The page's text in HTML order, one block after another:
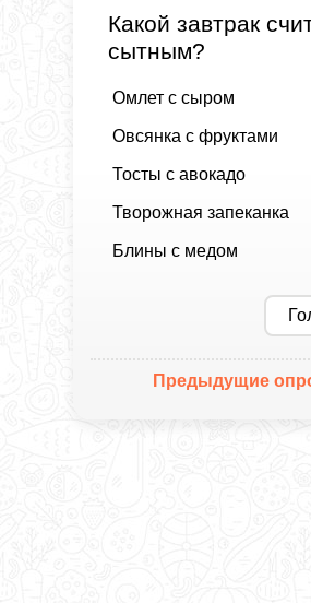
Какой завтрак
сытным?
Омлет с сыром
Овсянка с фруктами
Тосты с авокадо
Творожная запеканка
Блины с медом
Предыдущие